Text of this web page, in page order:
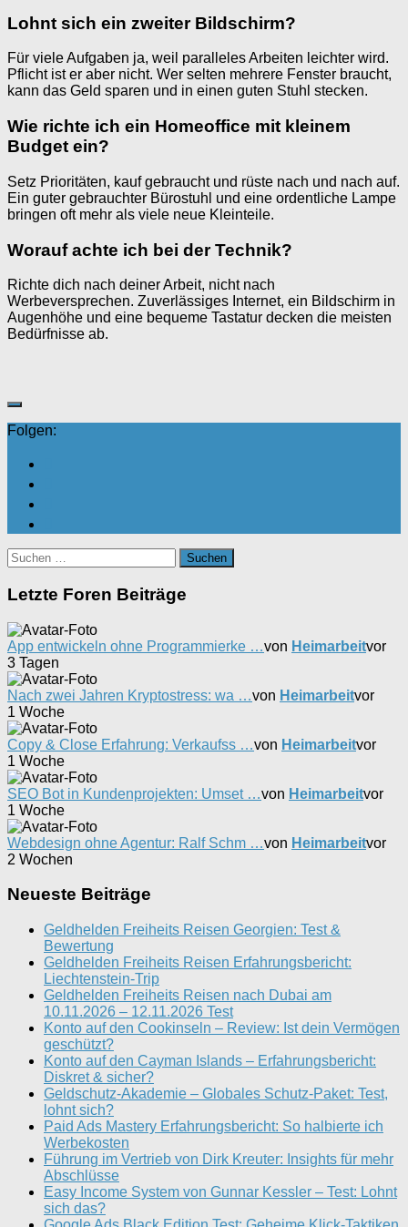
Lohnt sich ein zweiter Bildschirm?
Für viele Aufgaben ja, weil paralleles Arbeiten leichter wird.
Pflicht ist er aber nicht. Wer selten mehrere Fenster braucht,
kann das Geld sparen und in einen guten Stuhl stecken.
Wie richte ich ein Homeoffice mit kleinem
Budget ein?
Setz Prioritäten, kauf gebraucht und rüste nach und nach auf.
Ein guter gebrauchter Bürostuhl und eine ordentliche Lampe
bringen oft mehr als viele neue Kleinteile.
Worauf achte ich bei der Technik?
Richte dich nach deiner Arbeit, nicht nach
Werbeversprechen. Zuverlässiges Internet, ein Bildschirm in
Augenhöhe und eine bequeme Tastatur decken die meisten
Bedürfnisse ab.
Folgen:
Suchen
nach:
Letzte Foren Beiträge
App entwickeln ohne Programmierke …von Heimarbeitvor
3 Tagen
Nach zwei Jahren Kryptostress: wa …von Heimarbeitvor
1 Woche
Copy & Close Erfahrung: Verkaufss …von Heimarbeitvor
1 Woche
SEO Bot in Kundenprojekten: Umset …von Heimarbeitvor
1 Woche
Webdesign ohne Agentur: Ralf Schm …von Heimarbeitvor
2 Wochen
Neueste Beiträge
Geldhelden Freiheits Reisen Georgien: Test &
Bewertung
Geldhelden Freiheits Reisen Erfahrungsbericht:
Liechtenstein-Trip
Geldhelden Freiheits Reisen nach Dubai am
10.11.2026 – 12.11.2026 Test
Konto auf den Cookinseln – Review: Ist dein Vermögen
geschützt?
Konto auf den Cayman Islands – Erfahrungsbericht:
Diskret & sicher?
Geldschutz-Akademie – Globales Schutz-Paket: Test,
lohnt sich?
Paid Ads Mastery Erfahrungsbericht: So halbierte ich
Werbekosten
Führung im Vertrieb von Dirk Kreuter: Insights für mehr
Abschlüsse
Easy Income System von Gunnar Kessler – Test: Lohnt
sich das?